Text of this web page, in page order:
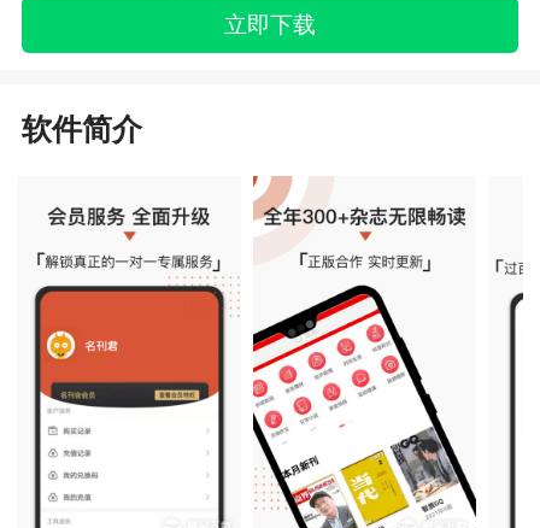
立即下载
软件简介